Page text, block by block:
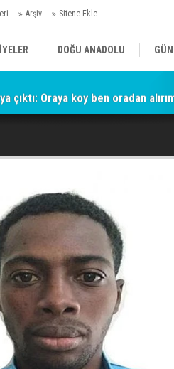
Arşiv Sitene Ekle
DOĞU ANADOLU
SAVAŞ SPOR
Oraya koy ben oradan